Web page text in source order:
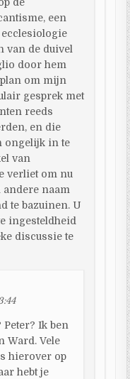
de
een
van de duivel
door hem
om mijn
gesprek met
reeds
en die
ongelijk in te
van
verliet om nu
andere naam
te bazuinen. U
ingesteldheid
discussie te
Peter? Ik ben
Ward. Vele
hierover op
hebt je